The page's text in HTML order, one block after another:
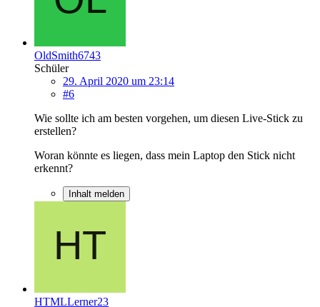
OldSmith6743
Schüler
29. April 2020 um 23:14
#6
Wie sollte ich am besten vorgehen, um diesen Live-Stick zu
erstellen?
Woran könnte es liegen, dass mein Laptop den Stick nicht
erkennt?
Inhalt melden
HTMLLerner23